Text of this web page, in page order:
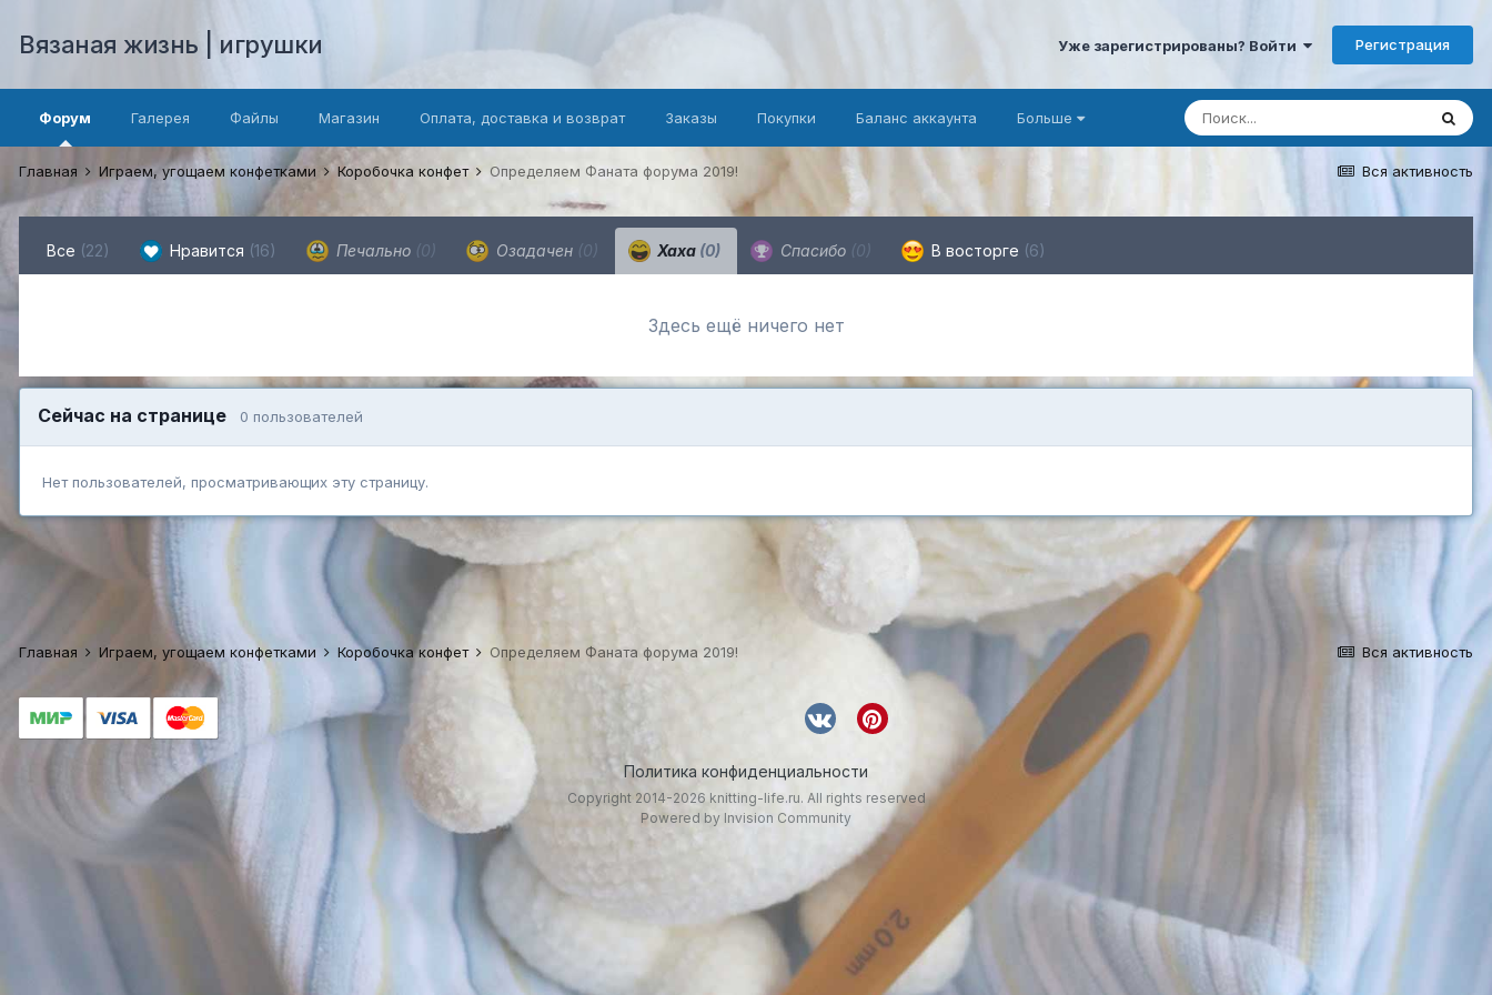
Вязаная жизнь | игрушки Уже зарегистрированы? Войти Регистрация
Форум Галерея Файлы Магазин Оплата, доставка и возврат Заказы Покупки Баланс аккаунта Больше
Вся активность
Главная Играем, угощаем конфетками Коробочка конфет Определяем Фаната форума 2019!
Все (22) Нравится (16) Печально (0) Озадачен (0) Хаха (0) Спасибо (0) В восторге (6)
Здесь ещё ничего нет
Сейчас на странице 0 пользователей
Нет пользователей, просматривающих эту страницу.
Вся активность
Главная Играем, угощаем конфетками Коробочка конфет Определяем Фаната форума 2019!
Политика конфиденциальности
Copyright 2014-2026 knitting-life.ru. All rights reserved
Powered by Invision Community